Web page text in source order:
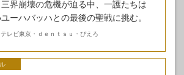
界崩壊の危機が迫る中、一護たちは
ーハバッハとの最後の聖戦に挑む。
レビ東京・ｄｅｎｔｓｕ・ぴえろ